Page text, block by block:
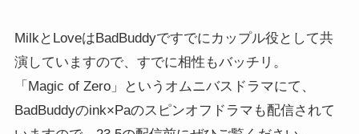
MilkとLoveはBadBuddyですでにカップル役として共
演していますので、すでに相性もバッチリ。
「Magic of Zero」というオムニバスドラマにて、
BadBuddyのink×Paのスピンオフドラマも配信されて